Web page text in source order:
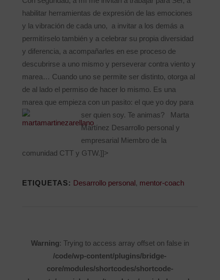
habilitar herramientas de expresión de las emociones
y la vibración de cada uno, a invitar a los demás a
permitírselo también y a celebrar su propia diversidad
y diferencia, a acompañarles en ese proceso de
descubrirse a uno mismo y perseverar contra viento y
marea… Cuando uno se permite ser distinto, otorga al
de al lado el permiso de hacer lo mismo. Es una
marea que empieza con un pasito: el que yo doy para
ser quien soy. Te animas? Marta
Martínez Desarrollo personal y
empresarial Miembro de la
comunidad CTT y GTW.]]>
ETIQUETAS: Desarrollo personal, mentor-coach
Warning: Trying to access array offset on false in
/code/wp-content/plugins/bridge-
core/modules/shortcodes/shortcode-